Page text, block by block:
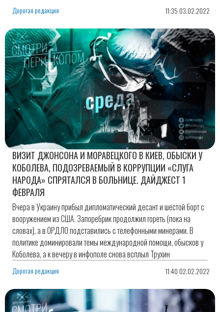
Дорогая редакция 11:35 03.02.2022
ВИЗИТ ДЖОНСОНА И МОРАВЕЦКОГО В КИЕВ, ОБЫСКИ У
КОБОЛЕВА, ПОДОЗРЕВАЕМЫЙ В КОРРУПЦИИ «СЛУГА
НАРОДА» СПРЯТАЛСЯ В БОЛЬНИЦЕ. ДАЙДЖЕСТ 1
ФЕВРАЛЯ
Вчера в Украину прибыл дипломатический десант и шестой борт с
вооружением из США. Запоребрик продолжил гореть (пока на
словах), а в ОРДЛО подставились с телефонными минерами. В
политике доминировали темы международной помощи, обысков у
Коболева, а к вечеру в инфополе снова всплыл Трухин
Дорогая редакция 11:40 02.02.2022